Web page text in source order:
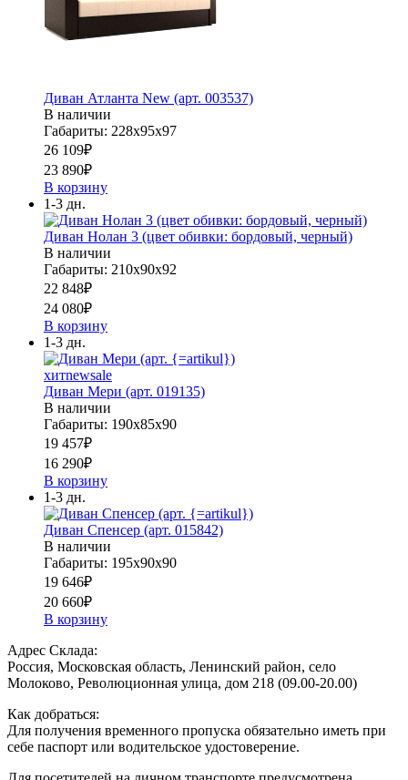
Диван Атланта New (арт. 003537)
В наличии
Габариты: 228х95х97
26 109₽
23 890₽
В корзину
1-3 дн.
Диван Нолан 3 (цвет обивки: бордовый, черный)
В наличии
Габариты: 210х90х92
22 848₽
24 080₽
В корзину
1-3 дн.
хитnewsale
Диван Мери (арт. 019135)
В наличии
Габариты: 190х85х90
19 457₽
16 290₽
В корзину
1-3 дн.
Диван Спенсер (арт. 015842)
В наличии
Габариты: 195х90х90
19 646₽
20 660₽
В корзину
Адрес Склада:
Россия, Московская область, Ленинский район, село
Молоково, Революционная улица, дом 218 (09.00-20.00)
Как добраться:
Для получения временного пропуска обязательно иметь при
себе паспорт или водительское удостоверение.